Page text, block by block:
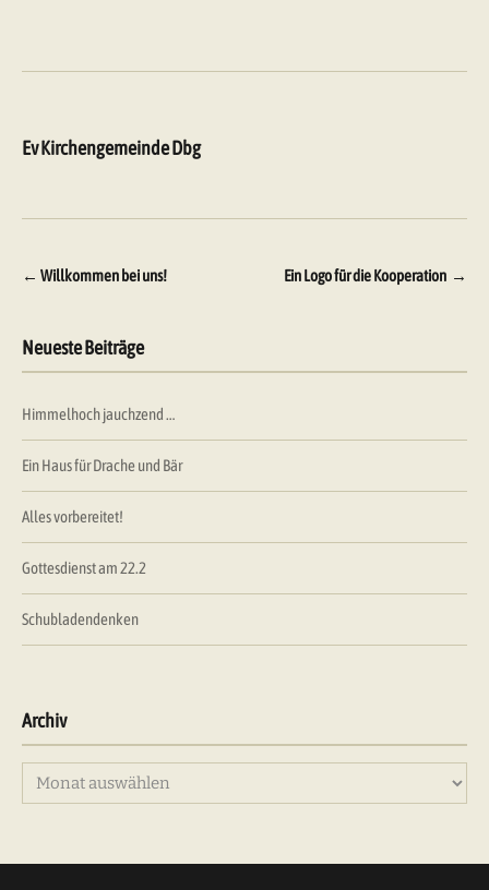
Ev Kirchengemeinde Dbg
Beitragsnavigation
← Willkommen bei uns! Ein Logo für die Kooperation →
Neueste Beiträge
Himmelhoch jauchzend …
Ein Haus für Drache und Bär
Alles vorbereitet!
Gottesdienst am 22.2
Schubladendenken
Archiv
Archiv